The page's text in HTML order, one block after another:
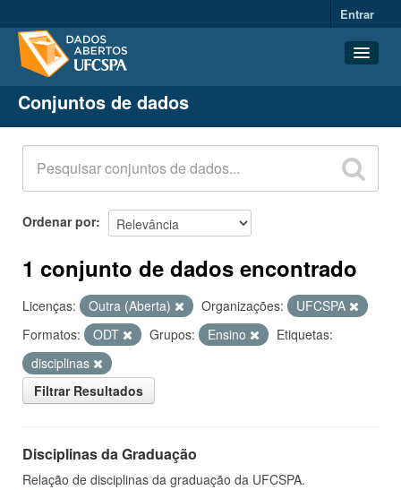
Entrar
Conjuntos de dados
Organizações
Grupos
Sobre
Conjuntos de dados
Ordenar por
1 conjunto de dados encontrado
Licenças: Outra (Aberta) Organizações:
UFCSPA
Formatos:
ODT Grupos: Ensino
Etiquetas:
disciplinas
Filtrar Resultados
Disciplinas da Graduação
Relação de disciplinas da graduação da UFCSPA.